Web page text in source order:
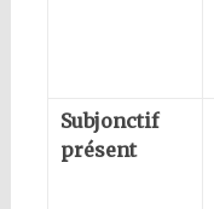
Subjonctif
présent